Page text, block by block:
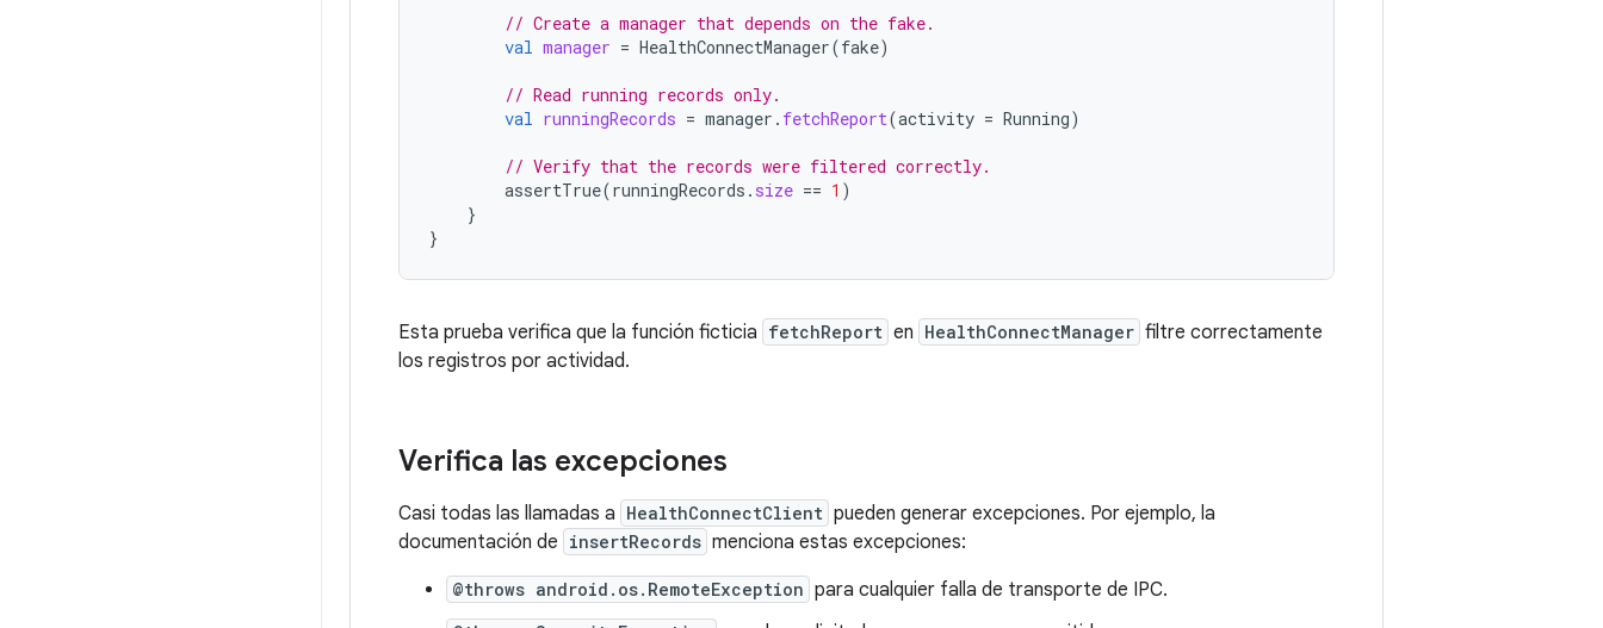
// Create a manager that depends on the fake.
val manager = HealthConnectManager(fake)
// Read running records only.
val runningRecords = manager . fetchReport(activity = Running)
// Verify that the records were filtered correctly.
assertTrue(runningRecords . size == 1 )
}
}
Esta prueba verifica que la función ficticia fetchReport en HealthConnectManager filtre correctamente
los registros por actividad.
Verifica las excepciones
Casi todas las llamadas a HealthConnectClient pueden generar excepciones. Por ejemplo, la
documentación de insertRecords menciona estas excepciones:
@throws android.os.RemoteException para cualquier falla de transporte de IPC.